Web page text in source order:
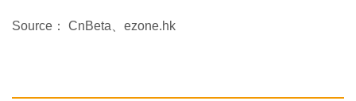
Source： CnBeta、ezone.hk